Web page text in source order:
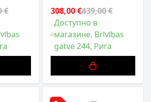
€
308,00 €439,00 €
Доступно в
магазине, Brīvības
gatve 244, Рига